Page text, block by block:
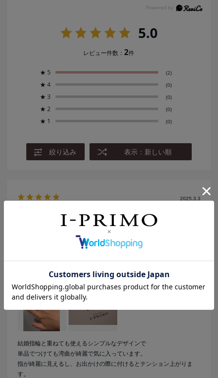
5.0
レビュー件数：2件
★ 5 (2)
★ 4 (0)
★ 3 (0)
★ 2 (0)
★ 1 (0)
絞り込み 表示：新しい順
2025.3.3
シンプルなデザインで良い。
no name
結婚指輪と重ねても使えるシンプルなデザインで
単品でつけても湾曲が綺麗で気に入っています。
指が綺麗に見えるし、お出かけの際に付けるとテンション上がりま
す。